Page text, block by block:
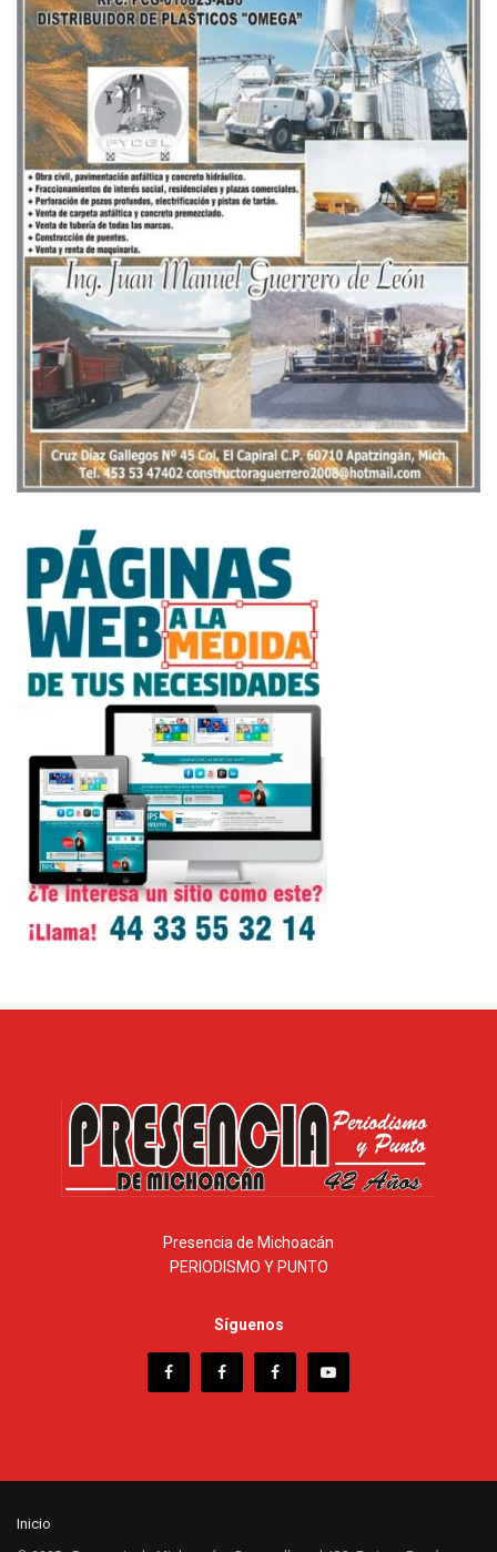
Presencia de Michoacán
PERIODISMO Y PUNTO
Síguenos
Inicio